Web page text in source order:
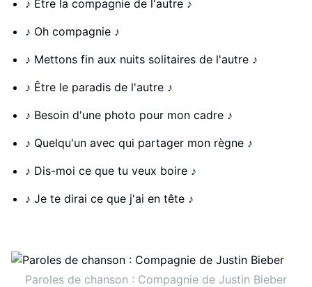
♪ Être la compagnie de l'autre ♪
♪ Oh compagnie ♪
♪ Mettons fin aux nuits solitaires de l'autre ♪
♪ Être le paradis de l'autre ♪
♪ Besoin d'une photo pour mon cadre ♪
♪ Quelqu'un avec qui partager mon règne ♪
♪ Dis-moi ce que tu veux boire ♪
♪ Je te dirai ce que j'ai en tête ♪
Paroles de chanson : Compagnie de Justin Bieber